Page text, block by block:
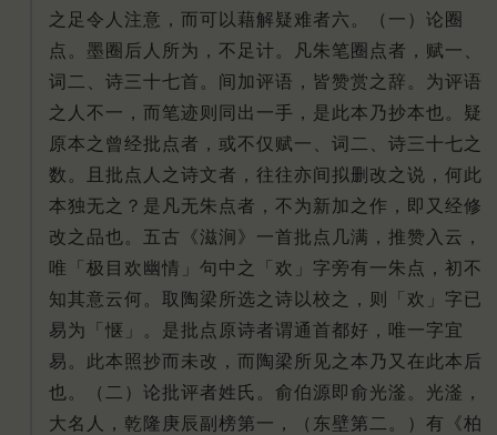
之足令人注意，而可以藉解疑难者六。（一）论圈
点。墨圈后人所为，不足计。凡朱笔圈点者，赋一、
词二、诗三十七首。间加评语，皆赞赏之辞。为评语
之人不一，而笔迹则同出一手，是此本乃抄本也。疑
原本之曾经批点者，或不仅赋一、词二、诗三十七之
数。且批点人之诗文者，往往亦间拟删改之说，何此
本独无之？是凡无朱点者，不为新加之作，即又经修
改之品也。五古《滋涧》一首批点几满，推赞入云，
唯「极目欢幽情」句中之「欢」字旁有一朱点，初不
知其意云何。取陶梁所选之诗以校之，则「欢」字已
易为「惬」。是批点原诗者谓通首都好，唯一字宜
易。此本照抄而未改，而陶梁所见之本乃又在此本后
也。（二）论批评者姓氏。俞伯源即俞光滏。光滏，
大名人，乾隆庚辰副榜第一，（东壁第二。）有《柏